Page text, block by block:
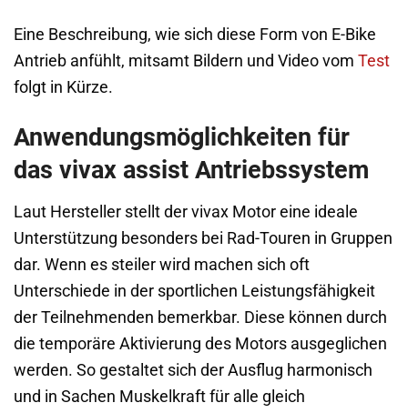
Eine Beschreibung, wie sich diese Form von E-Bike
Antrieb anfühlt, mitsamt Bildern und Video vom Test
folgt in Kürze.
Anwendungsmöglichkeiten für
das vivax assist Antriebssystem
Laut Hersteller stellt der vivax Motor eine ideale
Unterstützung besonders bei Rad-Touren in Gruppen
dar. Wenn es steiler wird machen sich oft
Unterschiede in der sportlichen Leistungsfähigkeit
der Teilnehmenden bemerkbar. Diese können durch
die temporäre Aktivierung des Motors ausgeglichen
werden. So gestaltet sich der Ausflug harmonisch
und in Sachen Muskelkraft für alle gleich